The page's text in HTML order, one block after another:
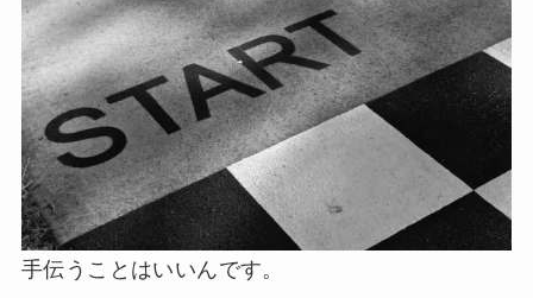
手伝うことはいいんです。